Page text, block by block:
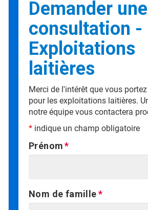
Demander une
consultation -
Exploitations
laitières
Merci de l'intérêt que vous
pour les exploitations laitières.
notre équipe vous contactera
* indique un champ obligatoire
Prénom
Nom de famille